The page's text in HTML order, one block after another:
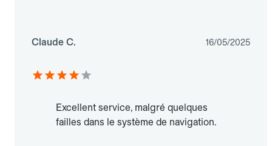
Claude C. 16/05/2025
Excellent service, malgré quelques
failles dans le système de navigation.